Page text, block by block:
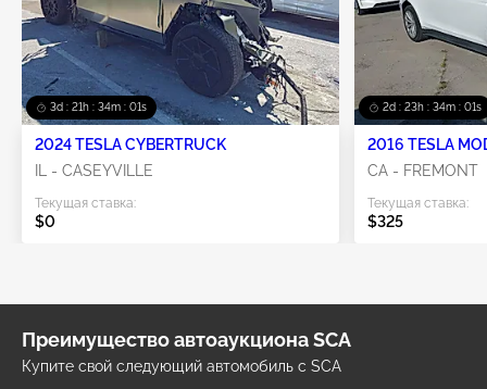
3d : 21h : 33m : 59s
2024 TESLA CYBERTRUCK
IL - CASEYVILLE
Текущая ставка:
$0
2d : 23h : 33m : 59s
2016 TESLA
CA - FREMONT
Текущая ставка:
$325
Преимущество автоаукциона SCA
Купите свой следующий автомобиль с SCA